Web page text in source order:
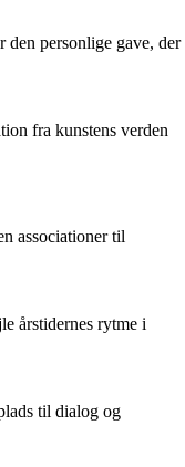
den personlige gave, der
fra kunstens verden
associationer til
årstidernes rytme i
til dialog og